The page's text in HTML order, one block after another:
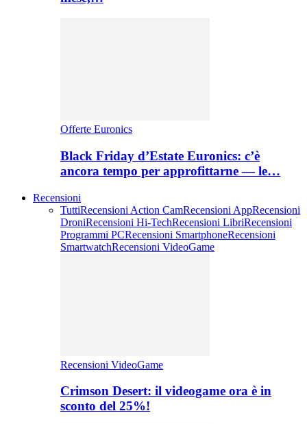
Offerte Euronics
Black Friday d’Estate Euronics: c’è
ancora tempo per approfittarne — le…
Recensioni
TuttiRecensioni Action CamRecensioni AppRecensioni
DroniRecensioni Hi-TechRecensioni LibriRecensioni
Programmi PCRecensioni SmartphoneRecensioni
SmartwatchRecensioni VideoGame
Recensioni VideoGame
Crimson Desert: il videogame ora è in
sconto del 25%!